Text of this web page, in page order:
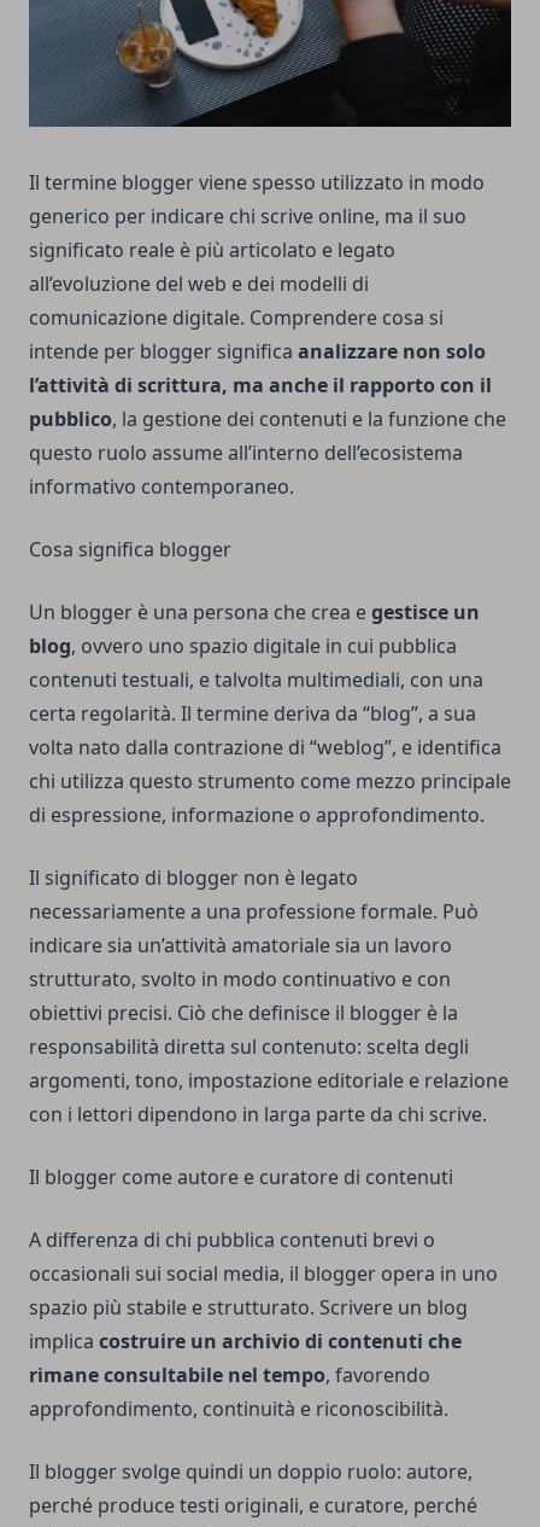
Il termine blogger viene spesso utilizzato in modo
generico per indicare chi scrive online, ma il suo
significato reale è più articolato e legato
all’evoluzione del web e dei modelli di
comunicazione digitale. Comprendere cosa si
intende per blogger significa analizzare non solo
l’attività di scrittura, ma anche il rapporto con il
pubblico, la gestione dei contenuti e la funzione che
questo ruolo assume all’interno dell’ecosistema
informativo contemporaneo.
Cosa significa blogger
Un blogger è una persona che crea egestisce un
blog, ovvero uno spazio digitale in cui pubblica
contenuti testuali, e talvolta multimediali, con una
certa regolarità. Il termine deriva da “blog”, a sua
volta nato dalla contrazione di “weblog”, e identifica
chi utilizza questo strumento come mezzo principale
di espressione, informazione o approfondimento.
Il significato di blogger non è legato
necessariamente a una professione formale. Può
indicare sia un’attività amatoriale sia un lavoro
strutturato, svolto in modo continuativo e con
obiettivi precisi. Ciò che definisce il blogger è la
responsabilità diretta sul contenuto: scelta degli
argomenti, tono, impostazione editoriale e relazione
con i lettori dipendono in larga parte da chi scrive.
Il blogger come autore e curatore di contenuti
A differenza di chi pubblica contenuti brevi o
occasionali sui social media, il blogger opera in uno
spazio più stabile e strutturato. Scrivere un blog
implica costruire un archivio di contenuti che
rimane consultabile nel tempo, favorendo
approfondimento, continuità e riconoscibilità.
Il blogger svolge quindi un doppio ruolo: autore,
perché produce testi originali, e curatore, perché